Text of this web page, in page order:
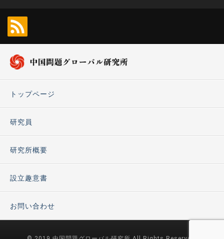
トップページ
研究員
研究所概要
設立趣意書
お問い合わせ